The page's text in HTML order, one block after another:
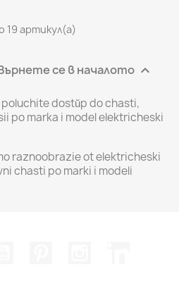
19 артикул(а)
се в началото 
dostŭp do chasti,
po marka i model elektricheski
raznoobrazie ot elektricheski
chasti po marki i modeli